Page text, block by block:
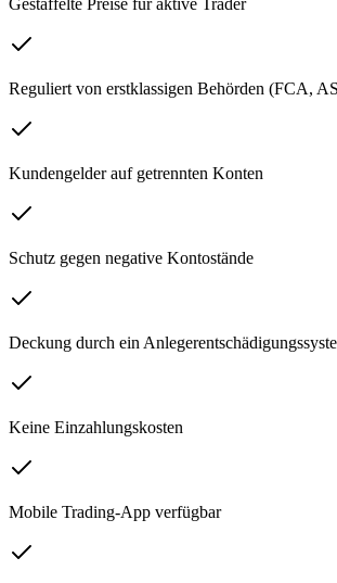
Reguliert von erstklassigen Behörden (FCA,
Kundengelder auf getrennten Konten
Schutz gegen negative Kontostände
Deckung durch ein
Keine Einzahlungskosten
Mobile Trading-App verfügbar